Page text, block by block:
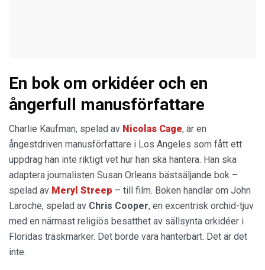
En bok om orkidéer och en
ångerfull manusförfattare
Charlie Kaufman, spelad av Nicolas Cage, är en
ångestdriven manusförfattare i Los Angeles som fått ett
uppdrag han inte riktigt vet hur han ska hantera. Han ska
adaptera journalisten Susan Orleans bästsäljande bok –
spelad av Meryl Streep – till film. Boken handlar om John
Laroche, spelad av Chris Cooper, en excentrisk orchid-tjuv
med en närmast religiös besatthet av sällsynta orkidéer i
Floridas träskmarker. Det borde vara hanterbart. Det är det
inte.